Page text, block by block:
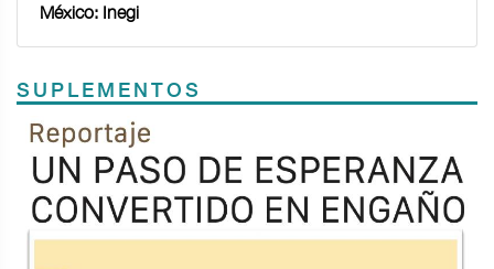
México: Inegi
SUPLEMENTOS
Previous
TODOS LOS SUPLEMENTOS